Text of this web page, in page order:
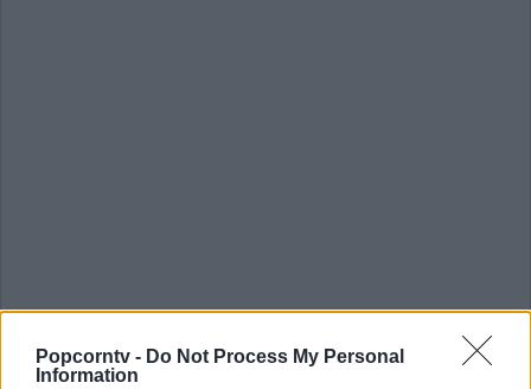
Popcorntv - Do Not Process My Personal
Information